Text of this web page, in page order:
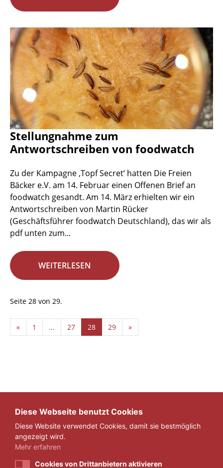
Stellungnahme zum
Antwortschreiben von foodwatch
Zu der Kampagne ‚Topf Secret‘ hatten Die Freien
Bäcker e.V. am 14. Februar einen Offenen Brief an
foodwatch gesandt. Am 14. März erhielten wir ein
Antwortschreiben von Martin Rücker
(Geschäftsführer foodwatch Deutschland), das wir als
pdf unten zum...
WEITERLESEN
Seite 28 von 29.
« 1 ... 27 28 29 »
Diese Webseite benutzt Cookies
Diese Website verwendet Cookies, damit sie bestmöglich
angezeigt wird.
Mehr erfahren
Cookies von Drittanbietern aktivieren